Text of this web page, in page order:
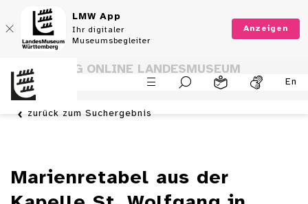
LMW App
Ihr digitaler
Museumsbegleiter
Anzeigen
En
SAMMLUNG ONLINE LANDESMUSEUM
WÜRTTEMBERG
zurück zum Suchergebnis
Marienretabel aus der